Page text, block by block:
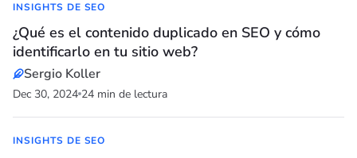
INSIGHTS DE SEO
¿Qué es el contenido duplicado en SEO y cómo
identificarlo en tu sitio web?
Sergio Koller
Dec 30, 2024 24 min de lectura
INSIGHTS DE SEO